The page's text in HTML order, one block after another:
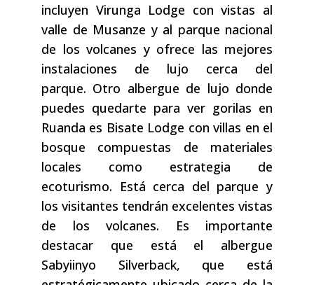
incluyen Virunga Lodge con vistas al
valle de Musanze y al parque nacional
de los volcanes y ofrece las mejores
instalaciones de lujo cerca del
parque. Otro albergue de lujo donde
puedes quedarte para ver gorilas en
Ruanda es Bisate Lodge con villas en el
bosque compuestas de materiales
locales como estrategia de
ecoturismo. Está cerca del parque y
los visitantes tendrán excelentes vistas
de los volcanes. Es importante
destacar que está el albergue
Sabyiinyo Silverback, que está